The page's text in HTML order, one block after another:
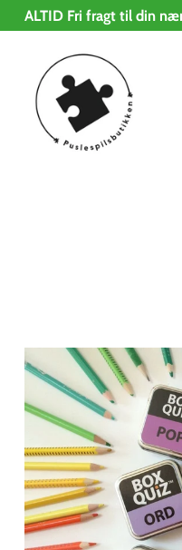
ALTID Fri fragt til din